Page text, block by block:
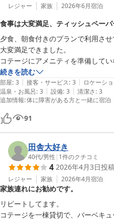
レジャー 家族 2026年6月宿泊
食事は大変満足、ティッシュペー
夕食、朝食付きのプランで利用さ
大変満足できました。
コテージにアメニティを準備して
ティシュペーパー程度は置いてあれ
続きを読む
部屋: 3 | 接客・サービス: 3 | ロケーシ
温泉・お風呂: 3 | 設備: 3 | 清潔さ: 3
追加情報:体に障害がある方と一緒に宿泊
91
田舎大好き
40代/男性 | 1件のクチコミ
4 2026年4月3日投
レジャー 家族 2026年4月宿泊
家族連れにお勧めです。
リピートしてます。
コテージを一棟貸切で、バーベキ